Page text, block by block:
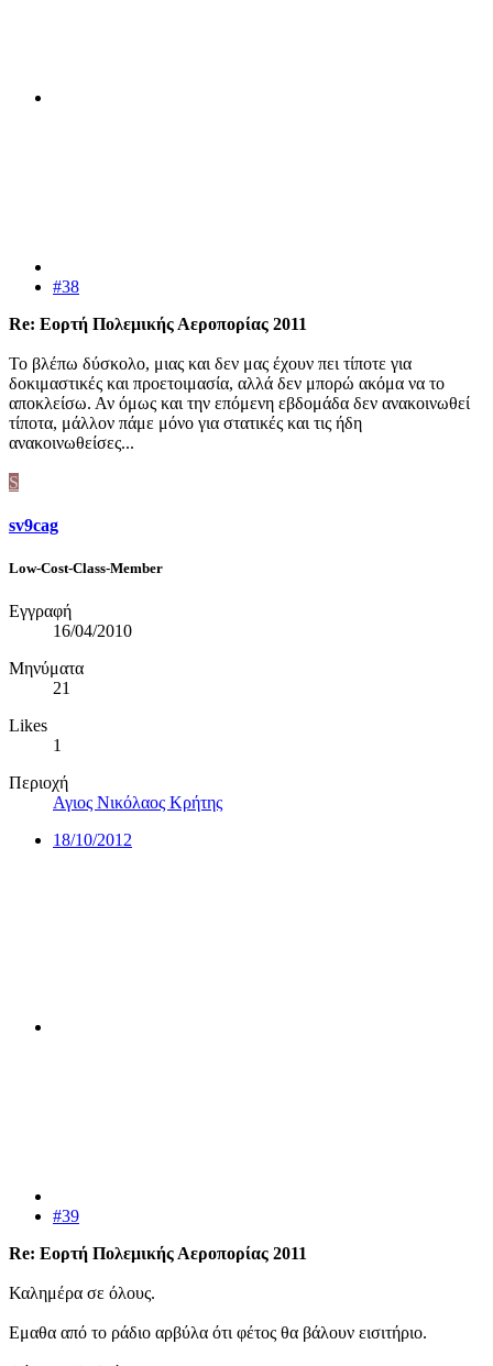
#38
Re: Εορτή Πολεμικής Αεροπορίας 2011
Το βλέπω δύσκολο, μιας και δεν μας έχουν πει τίποτε για
δοκιμαστικές και προετοιμασία, αλλά δεν μπορώ ακόμα να το
αποκλείσω. Αν όμως και την επόμενη εβδομάδα δεν ανακοινωθεί
τίποτα, μάλλον πάμε μόνο για στατικές και τις ήδη
ανακοινωθείσες...
S
sv9cag
Low-Cost-Class-Member
Εγγραφή
16/04/2010
Μηνύματα
21
Likes
1
Περιοχή
Αγιος Νικόλαος Κρήτης
18/10/2012
#39
Re: Εορτή Πολεμικής Αεροπορίας 2011
Καλημέρα σε όλους.
Εμαθα από το ράδιο αρβύλα ότι φέτος θα βάλουν εισιτήριο.